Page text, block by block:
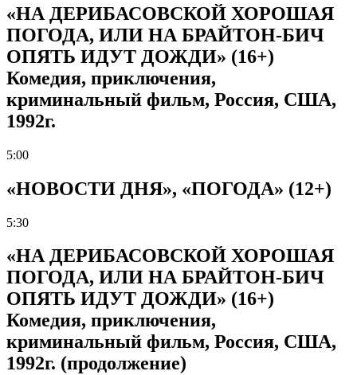
«НА ДЕРИБАСОВСКОЙ ХОРОШАЯ
ПОГОДА, ИЛИ НА БРАЙТОН-БИЧ
ОПЯТЬ ИДУТ ДОЖДИ» (16+)
Комедия, приключения,
криминальный фильм, Россия, США,
1992г.
5:00
«НОВОСТИ ДНЯ», «ПОГОДА» (12+)
5:30
«НА ДЕРИБАСОВСКОЙ ХОРОШАЯ
ПОГОДА, ИЛИ НА БРАЙТОН-БИЧ
ОПЯТЬ ИДУТ ДОЖДИ» (16+)
Комедия, приключения,
криминальный фильм, Россия, США,
1992г. (продолжение)